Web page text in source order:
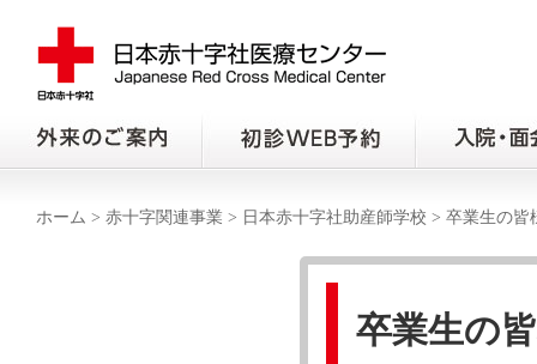
ホーム > 赤十字関連事業 > 日本赤十字社助産師学校 > 卒業生の皆
卒業生の